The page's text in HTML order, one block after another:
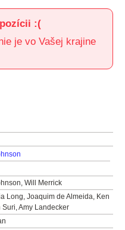
:(
je vo Vašej krajine
Will Merrick
Long, Joaquim de Almeida, Ken
Suri, Amy Landecker